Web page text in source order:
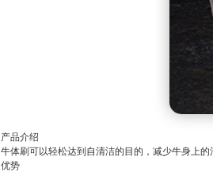
产品介绍
牛体刷可以轻松达到自清洁的目的，减少牛身上
优势